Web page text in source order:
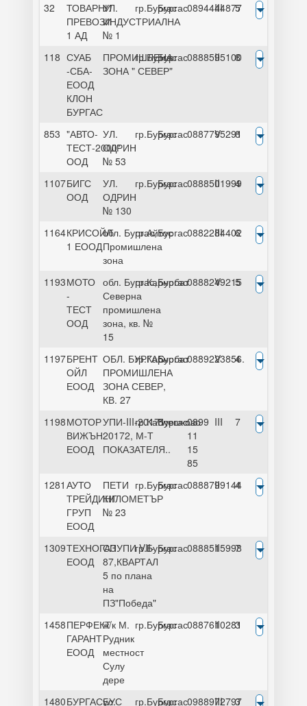
32
ТОВАРНИ
ПРЕВОЗИ
1 АД
УЛ.
ИНДУСТРИАЛНА
№ 1
гр.Бургас
Бургас0894444877
III 5
118 СУАБ
-СБА-
ЕООД
КЛОН
БУРГАС
ПРОМИШЛЕНА
ЗОНА " СЕВЕР"
гр.Бургас
Бургас0888595100
II 8
853 "АВТО-
ТЕСТ-2000"
ООД
УЛ.
ОДРИН
№ 53
гр.Бургас
Бургас0887795291
V 8
1107БИГС
ООД
УЛ.
ОДРИН
№ 130
гр.Бургас
Бургас0888501999
II 4
1164КРИСОЙЛ
1 ЕООД
обл. Бургас,
Промишлена
зона
гр.АйтосБургас0882284402
III 6
1193МОТО
-
ТЕСТ
ООД
обл. Бургас,
Северна
промишлена
зона, кв. №
15
гр.Карнобат
Бургас0888249215
V 5
1197БРЕНТ
ОЙЛ
ЕООД
ОБЛ. БУРГАС,
ПРОМИШЛЕНА
ЗОНА СЕВЕР,
КВ. 27
гр.Карнобат
Бургас0889223856.
V 4
1198МОТОР
ВИЖЪН
ЕООД
УПИ-III-20171,
20172, М-Т
ПОКАЗАТЕЛЯ..
гр.Каблешково
Бургас0899
11
15
85
III 7
1281 АУТО
ТРЕЙДИНГ
ГРУП
ЕООД
ПЕТИ
КИЛОМЕТЪР
№ 23
гр.Бургас
Бургас0888799144
II 4
1309ТЕХНОГАЗ
ЕООД
СПУПИ VII-
87,КВАРТАЛ
5 по плана
на
ПЗ"Победа"
гр.Бургас
Бургас0888515998
II 7
1458ПЕРФЕКТ
ГАРАНТ
ЕООД
ж/к М.
Рудник
местност
Сулу
дере
гр.Бургас
Бургас0887610281
II 3
1480БУРГАСБУС
ул. гр.Бургас
Бургас0988972797
III 3